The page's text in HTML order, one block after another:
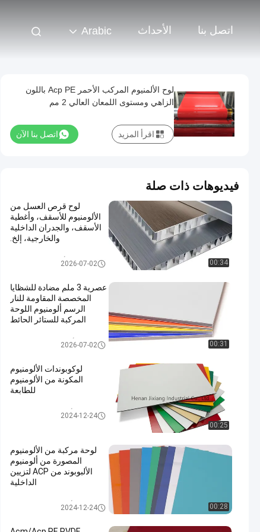
اتصل بنا الأحداث Arabic
لوح الألمنيوم المركب الأحمر Acp PE باللون
الزاهي ومستوى اللمعان العالي 2 مم
اتصل بنا الآن اقرأ المزيد
فيديوهات ذات صلة
00:34
لوح قرص العسل من
الألومنيوم للأسقف، وأغطية
الأسقف، والجدران الداخلية
والخارجية، إلخ.
لوح الألمنيوم المركب PE
2026-07-02
00:31
عصرية 3 ملم مضادة للشظايا
المخصصة المقاومة للنار
الرسم ألومنيوم اللوحة
المركبة للستائر الحائط
لوح الألمنيوم المركب PVDF
2026-07-02
00:25
لوكوبوندات الألومنيوم
المكونة من الألومنيوم
للطابعة
الألومنيوم لوحة المركبة2024-12-24
00:28
لوحة مركبة من الألومنيوم
المصورة من ألومنيوم
الألبوبوند من ACP لتزيين
الداخلية
الألومنيوم لوحة المركبة2024-12-24